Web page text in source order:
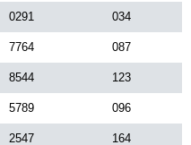
0291 034
7764 087
8544 123
5789 096
2547 164